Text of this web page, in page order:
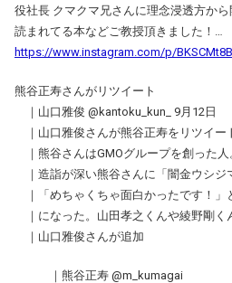
役社長 クマクマ兄さんに理念浸透方か
読まれてる本などご教授頂きました！…
https://www.instagram.com/p/
熊谷正寿さんがリツイート
｜山口雅俊 ‏@kantoku_kun_ 9月12日
｜山口雅俊さんが熊谷正寿をリツイー
｜熊谷さんはGMOグループを創った
｜造詣が深い熊谷さんに「闇金ウシジ
｜「めちゃくちゃ面白かったです！」
｜になった。山田孝之くんや綾野剛く
｜山口雅俊さんが追加
｜熊谷正寿 @m_kumagai